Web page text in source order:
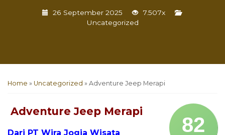
26 September 2025
7.507x
Uncategorized
Home » Uncategorized » Adventure Jeep Merapi
82
Adventure Jeep Merapi
Dari PT Wira Jogja Wisata